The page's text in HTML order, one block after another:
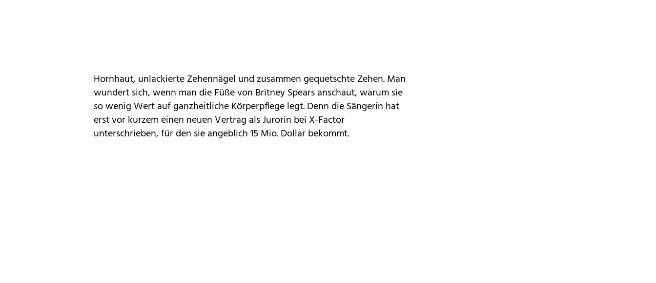
Hornhaut, unlackierte Zehennägel und zusammen gequetschte Zehen. Man
wundert sich, wenn man die Füße von Britney Spearsanschaut, warum sie
so wenig Wert auf ganzheitliche Körperpflege legt. Denn die Sängerin hat
erst vor kurzem einen neuen Vertrag als Jurorin bei X-Factor
unterschrieben, für den sie angeblich 15 Mio. Dollar bekommt.